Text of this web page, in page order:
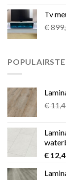
Tv
€
POPULAIRSTE
€
€